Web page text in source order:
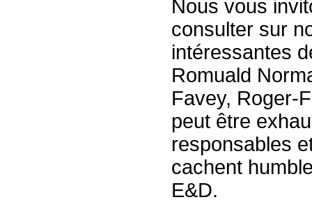
Nous vous
consulter sur
intéressantes
Romuald
Favey, Roger-
peut être
responsables
cachent
E&D.